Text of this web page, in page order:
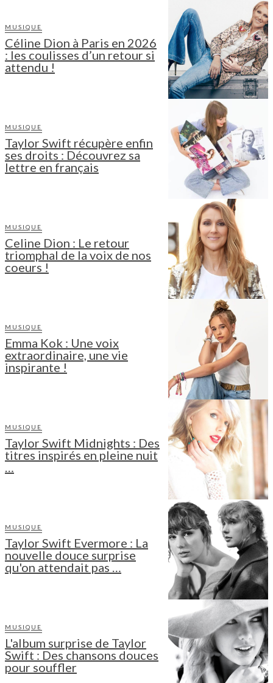
MUSIQUE
Céline Dion à Paris en 2026
: les coulisses d’un retour si
attendu !
MUSIQUE
Taylor Swift récupère enfin
ses droits : Découvrez sa
lettre en français
MUSIQUE
Celine Dion : Le retour
triomphal de la voix de nos
coeurs !
MUSIQUE
Emma Kok : Une voix
extraordinaire, une vie
inspirante !
MUSIQUE
Taylor Swift Midnights : Des
titres inspirés en pleine nuit
…
MUSIQUE
Taylor Swift Evermore : La
nouvelle douce surprise
qu'on attendait pas …
MUSIQUE
L'album surprise de Taylor
Swift : Des chansons douces
pour souffler